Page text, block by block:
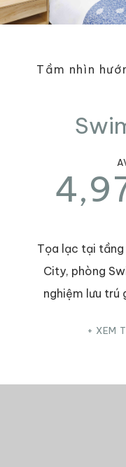
Tầm nhìn
Tọa lạc tại tầng
City, phòng
nghiệm lưu trú
XEM